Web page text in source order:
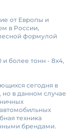
от Европы и
в России,
формулой
более тонн - 8х4,
сегодня в
но в данном случае
техника
брендами.